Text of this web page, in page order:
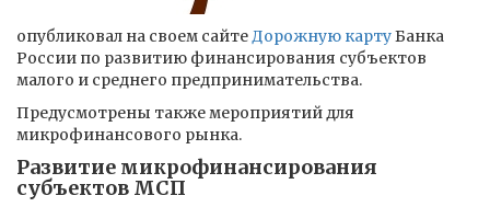
опубликовал на своем сайтеДорожную картуБанка
России по развитию финансирования субъектов
малого и среднего предпринимательства.
Предусмотрены также мероприятий для
микрофинансового рынка.
Развитие микрофинансирования
субъектов МСП